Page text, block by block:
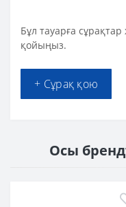
Бұл тауарға
қойыңыз.
+ Сұрақ қою
Осы